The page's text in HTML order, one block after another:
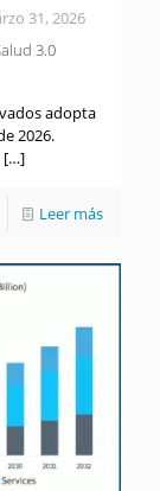
31, 2026
3.0
adopta
2026.
[…]
Leer más